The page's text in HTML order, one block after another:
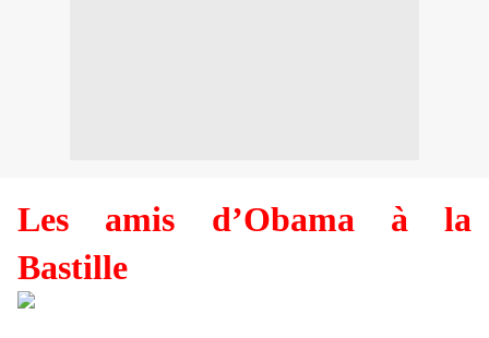
Les amis d’Obama à la
Bastille